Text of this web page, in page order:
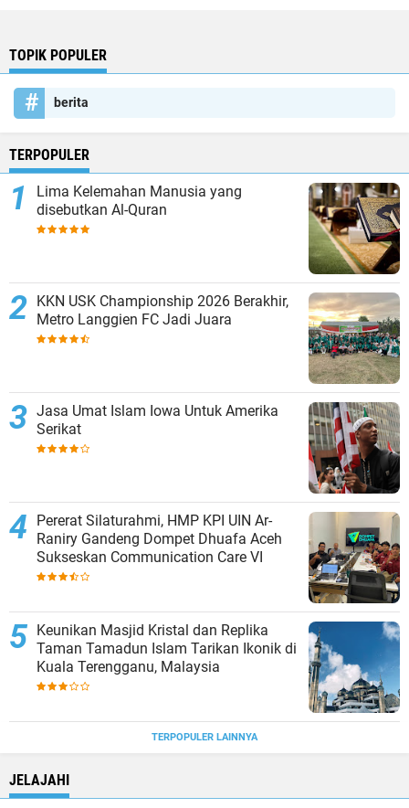
TOPIK POPULER
berita
TERPOPULER
Lima Kelemahan Manusia yang
disebutkan Al-Quran
KKN USK Championship 2026 Berakhir,
Metro Langgien FC Jadi Juara
Jasa Umat Islam Iowa Untuk Amerika
Serikat
Pererat Silaturahmi, HMP KPI UIN Ar-
Raniry Gandeng Dompet Dhuafa Aceh
Sukseskan Communication Care VI
Keunikan Masjid Kristal dan Replika
Taman Tamadun Islam Tarikan Ikonik di
Kuala Terengganu, Malaysia
TERPOPULER LAINNYA
JELAJAHI